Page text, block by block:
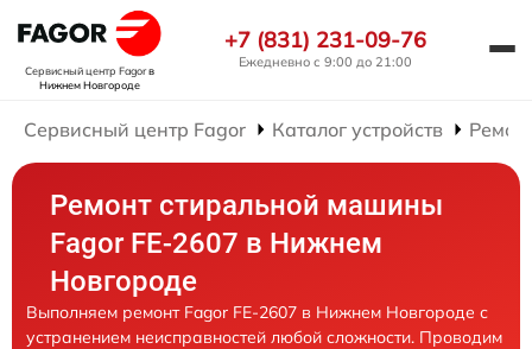
Сервисный центр Fagorв
Нижнем Новгороде
+7 (831) 231-09-76
Ежедневно с 9:00 до 21:00
Сервисный центр Fagor Каталог устройств
Ремонт стиральной машины
Fagor FE-2607 в Нижнем
Новгороде
Выполняем ремонт Fagor FE-2607 в Нижнем Новгороде с
устранением неисправностей любой сложности. Проводим